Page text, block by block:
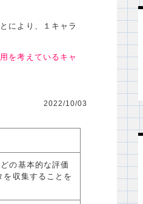
により、１キャラ
を考えているキャ
2022/10/03
の基本的な評価
を収集することを